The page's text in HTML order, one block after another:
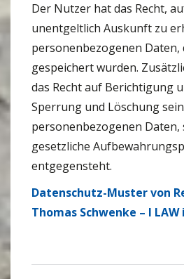
Der Nutzer hat das Recht,
unentgeltlich Auskunft zu
personenbezogenen Daten,
gespeichert wurden.
das Recht auf Berichtigung
Sperrung und Löschung
personenbezogenen Daten,
gesetzliche
entgegensteht.
Datenschutz-Muster von
Thomas Schwenke – I LAW